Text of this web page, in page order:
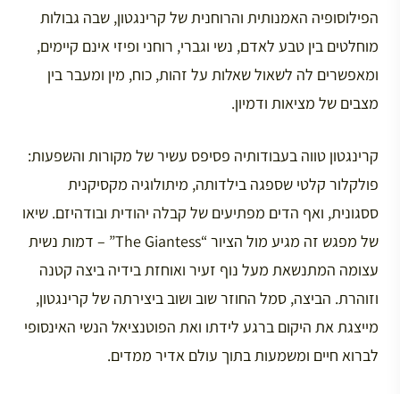
הפילוסופיה האמנותית והרוחנית של קרינגטון, שבה גבולות
מוחלטים בין טבע לאדם, נשי וגברי, רוחני ופיזי אינם קיימים,
ומאפשרים לה לשאול שאלות על זהות, כוח, מין ומעבר בין
מצבים של מציאות ודמיון.
קרינגטון טווה בעבודותיה פסיפס עשיר של מקורות והשפעות:
פולקלור קלטי שספגה בילדותה, מיתולוגיה מקסיקנית
ססגונית, ואף הדים מפתיעים של קבלה יהודית ובודהיזם. שיאו
של מפגש זה מגיע מול הציור “The Giantess” – דמות נשית
עצומה המתנשאת מעל נוף זעיר ואוחזת בידיה ביצה קטנה
וזוהרת. הביצה, סמל החוזר שוב ושוב ביצירתה של קרינגטון,
מייצגת את היקום ברגע לידתו ואת הפוטנציאל הנשי האינסופי
לברוא חיים ומשמעות בתוך עולם אדיר ממדים.